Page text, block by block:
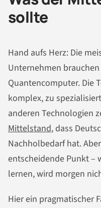
sollte
Hand aufs Herz: Die
Unternehmen
Quantencomputer. Die
komplex, zu
anderen Technologien
Mittelstand, dass
Nachholbedarf hat.
entscheidende Punkt –
lernen, wird morgen
Hier ein pragmatischer